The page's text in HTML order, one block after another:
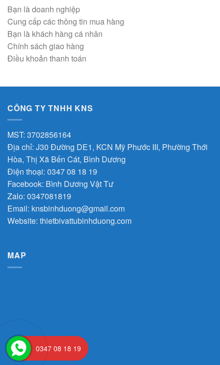
Bạn là doanh nghiệp
Cung cấp các thông tin mua hàng
Bạn là khách hàng cá nhân
Chính sách giao hàng
Điều khoản thanh toán
CÔNG TY TNHH KNS
MST: 3702856164
Địa chỉ: J30 Đường DE1, KCN Mỹ Phước III, Phường Thới
Hòa, Thị Xã Bến Cát, Bình Dương
Điện thoại: 0347 08 18 19
Facebook: Bình Dương Vật Tư
Zalo: 0347081819
Email: knsbinhduong@gmail.com
Website: thietbivattubinhduong.com
MAP
0347 08 18 19